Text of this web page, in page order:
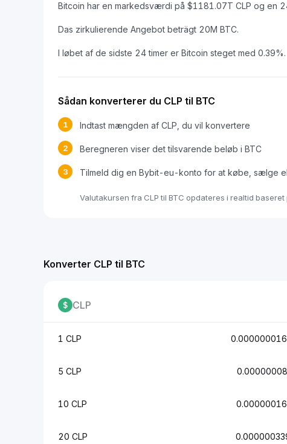
Bitcoin har en markedsværdi på $1181.07T CLP og en
Das zirkulierende Angebot beträgt 20M BTC.
I løbet af de sidste 24 timer er Bitcoin steget med 0.39%.
Sådan konverterer du CLP til BTC
1 Indtast mængden af CLP, du vil konvertere
2 Beregneren viser det tilsvarende beløb i BTC
3 Tilmeld dig en Bybit-eu-konto for at købe, sælge
Valutakursen fra CLP til BTC opdateres i realtid
Konverter CLP til BTC
CLP
1 CLP
5 CLP
10 CLP
20 CLP